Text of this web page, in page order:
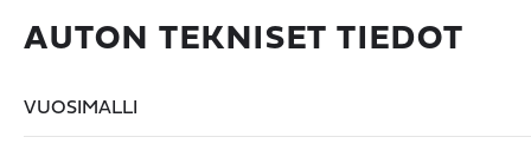
AUTON TEKNISET TIEDOT
VUOSIMALLI